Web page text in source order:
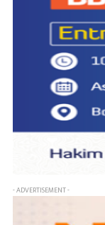
- ADVERTISEMENT -